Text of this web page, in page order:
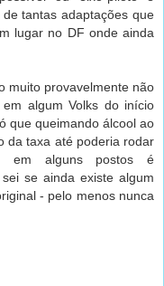
tantas adaptações que
lugar no DF onde ainda
muito provavelmente não
algum Volks do início
que queimando álcool ao
da taxa até poderia rodar
em alguns postos é
se ainda existe algum
- pelo menos nunca